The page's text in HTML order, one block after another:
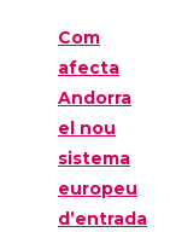
Com
afecta
Andorra
el nou
sistema
europeu
d’entrada